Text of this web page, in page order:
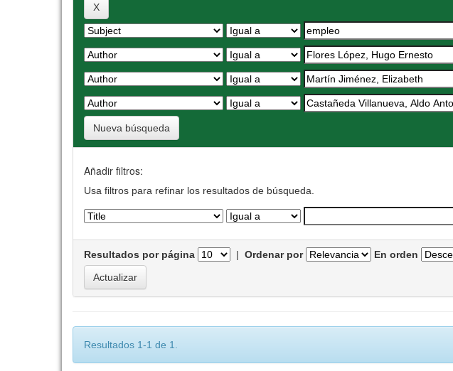
Nueva búsqueda
Añadir filtros:
Usa filtros para refinar los resultados de búsqueda.
Resultados por página | Ordenar por En orden
Resultados 1-1 de 1.